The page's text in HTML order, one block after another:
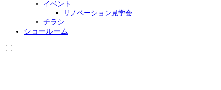
イベント
リノベーション見学会
チラシ
ショールーム